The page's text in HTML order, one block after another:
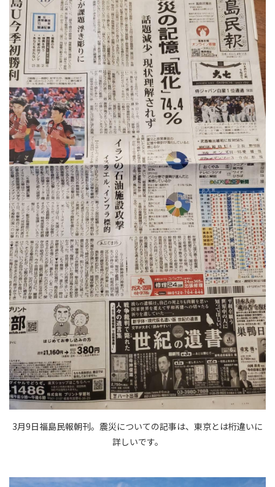
3月9日福島民報朝刊。震災についての記事は、東京とは桁違いに
詳しいです。